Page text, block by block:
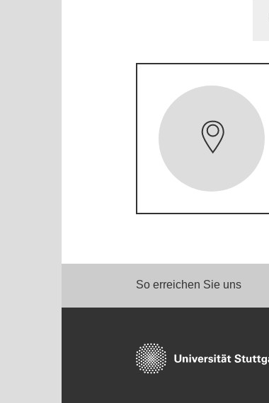
So erreichen Sie uns